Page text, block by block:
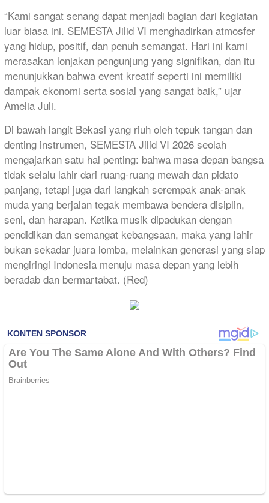
“Kami sangat senang dapat menjadi bagian dari kegiatan
luar biasa ini. SEMESTA Jilid VI menghadirkan atmosfer
yang hidup, positif, dan penuh semangat. Hari ini kami
merasakan lonjakan pengunjung yang signifikan, dan itu
menunjukkan bahwa event kreatif seperti ini memiliki
dampak ekonomi serta sosial yang sangat baik,” ujar
Amelia Juli.
Di bawah langit Bekasi yang riuh oleh tepuk tangan dan
denting instrumen, SEMESTA Jilid VI 2026 seolah
mengajarkan satu hal penting: bahwa masa depan bangsa
tidak selalu lahir dari ruang-ruang mewah dan pidato
panjang, tetapi juga dari langkah serempak anak-anak
muda yang berjalan tegak membawa bendera disiplin,
seni, dan harapan. Ketika musik dipadukan dengan
pendidikan dan semangat kebangsaan, maka yang lahir
bukan sekadar juara lomba, melainkan generasi yang siap
mengiringi Indonesia menuju masa depan yang lebih
beradab dan bermartabat. (Red)